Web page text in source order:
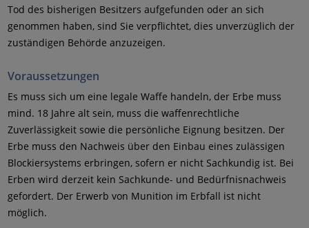
Tod des bisherigen Besitzers aufgefunden oder an sich
genommen haben, sind Sie verpflichtet, dies unverzüglich der
zuständigen Behörde anzuzeigen.
Voraussetzungen
Es muss sich um eine legale Waffe handeln, der Erbe muss
mind. 18 Jahre alt sein, muss die waffenrechtliche
Zuverlässigkeit sowie die persönliche Eignung besitzen. Der
Erbe muss den Nachweis über den Einbau eines zulässigen
Blockiersystems erbringen, sofern er nicht Sachkundig ist. Bei
Erben wird derzeit kein Sachkunde- und Bedürfnisnachweis
gefordert. Der Erwerb von Munition im Erbfall ist nicht
möglich.